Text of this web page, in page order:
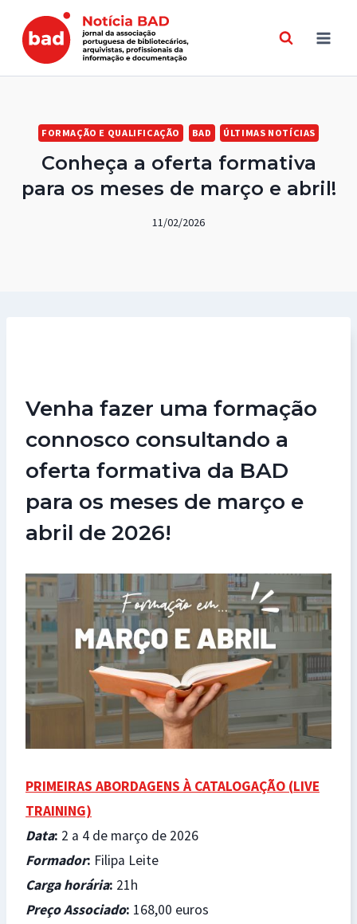
content
FORMAÇÃO E QUALIFICAÇÃO BAD ÚLTIMAS NOTÍCIAS
Conheça a oferta formativa
para os meses de março e abril!
11/02/2026
Venha fazer uma formação
connosco consultando a
oferta formativa da BAD
para os meses de março e
abril de 2026!
PRIMEIRAS ABORDAGENS À CATALOGAÇÃO (LIVE
TRAINING)
Data: 2 a 4 de março de 2026
Formador: Filipa Leite
Carga horária: 21h
Preço Associado: 168,00 euros